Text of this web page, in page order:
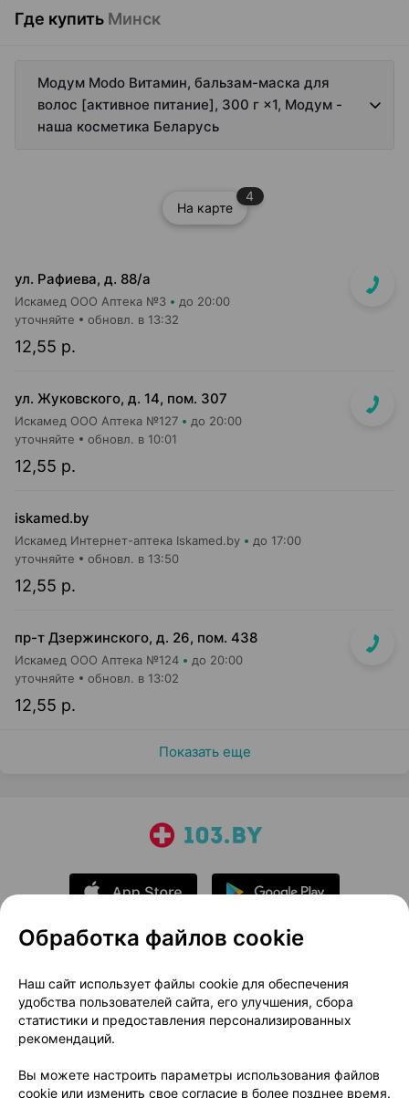
Где купить Минск
Модум Modo Витамин, бальзам-маска для
волос [активное питание], 300 г ×1, Модум -
наша косметика Беларусь
На карте
4
ул. Рафиева, д. 88/а
Искамед ООО Аптека №3 до 20:00
12,55 р.
уточняйте обновл. в 13:32
ул. Жуковского, д. 14, пом. 307
Искамед ООО Аптека №127 до 20:00
12,55 р.
уточняйте обновл. в 10:01
iskamed.by
Искамед Интернет-аптека Iskamed.by до 17:00
12,55 р.
уточняйте обновл. в 13:50
пр-т Дзержинского, д. 26, пом. 438
Искамед ООО Аптека №124 до 20:00
12,55 р.
уточняйте обновл. в 13:02
Показать еще
О проекте
Новости проекта
Размещение рекламы
Медицинский маркетинг
Публичный договор
Доставка
Способы оплаты
Вакансии Партнеры
Обработка файлов cookie
Наш сайт использует файлы cookie для обеспечения
удобства пользователей сайта, его улучшения, сбора
статистики и предоставления персонализированных
рекомендаций.
Вы можете настроить параметры использования файлов
cookie или изменить свое согласие в более позднее время.